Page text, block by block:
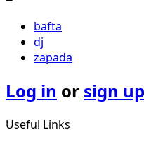
bafta
dj
zapada
Log in or sign up
Useful Links